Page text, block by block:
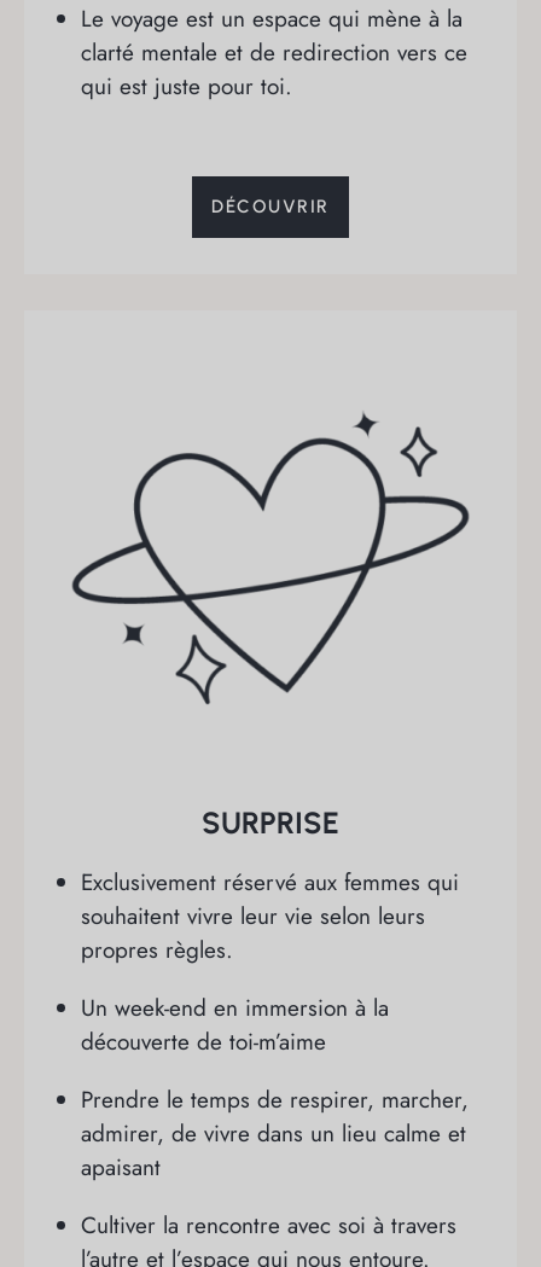
Le voyage est un espace qui mène à la
clarté mentale et de redirection vers ce
qui est juste pour toi.
DÉCOUVRIR
SURPRISE
Exclusivement réservé aux femmes qui
souhaitent vivre leur vie selon leurs
propres règles.
Un week-end en immersion à la
découverte de toi-m’aime
Prendre le temps de respirer, marcher,
admirer, de vivre dans un lieu calme et
apaisant
Cultiver la rencontre avec soi à travers
l’autre et l’espace qui nous entoure.